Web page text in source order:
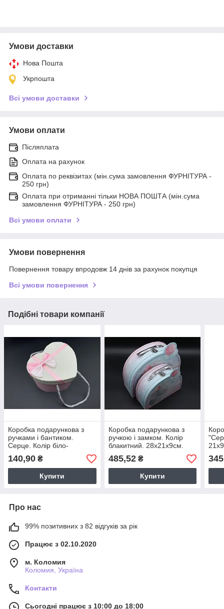
Умови доставки
Нова Пошта
Укрпошта
Всі умови доставки
Умови оплати
Післяплата
Оплата на рахунок
Оплата по реквізитах (мін.сума замовлення ФУРНІТУРА -
250 грн)
Оплата при отриманні тільки НОВА ПОШТА (мін.сума
замовлення ФУРНІТУРА - 250 грн)
Всі умови оплати
Умови повернення
Повернення товару впродовж 14 днів за рахунок покупця
Всі умови повернення
Подібні товари компанії
Коробка подарункова з
ручками і бантиком.
Серце. Колір біло-
рожевий. 15х12х12см.
140,90 ₴
Купити
Коробка подарункова з
ручкою і замком. Колір
блакитний. 28х21х9см.
2шт/комплект
485,52₴
Купити
Про нас
99% позитивних з 82 відгуків за рік
Працює з 02.10.2020
м. Коломия
Коломия, Україна
Контакти
Сьогодні працює з 10:00 до 18:00